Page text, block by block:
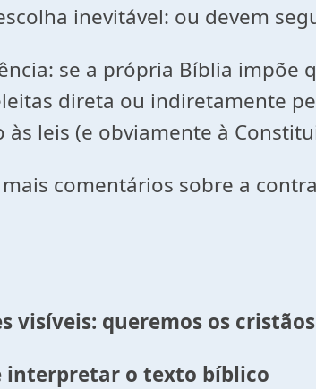
inevitável: ou devem
se a própria Bíblia impõe
direta ou indiretamente
leis (e obviamente à
comentários sobre a
visíveis: queremos os
interpretar o texto bíblico